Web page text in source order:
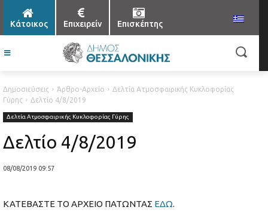
Κάτοικος Επιχειρείν Επισκέπτης
Δημοσιεύσεις Άρθρο-Αρχείο
Δελτία Ατμοσφαιρικής Κυκλοφορίας
Γύρης
Δελτίο 4/8/2019
Δελτία Ατμοσφαιρικής Κυκλοφορίας Γύρης
Δελτίο 4/8/2019
08/08/2019 09:57
ΚΑΤΕΒΑΣΤΕ ΤΟ ΑΡΧΕΙΟ ΠΑΤΩΝΤΑΣ ΕΔΩ.